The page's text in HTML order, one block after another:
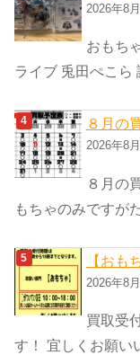
2026年8
おもち
ライブ 兎田ぺこら
８月の
2026年8
８月の
もちゃのみですが
【おも
2026年8
買取受
す！ 宜しくお願い